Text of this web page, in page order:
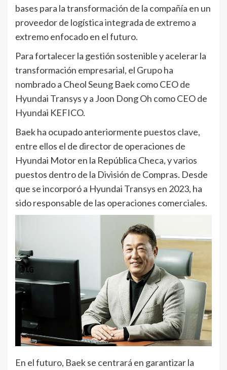
bases para la transformación de la compañía en un
proveedor de logística integrada de extremo a
extremo enfocado en el futuro.
Para fortalecer la gestión sostenible y acelerar la
transformación empresarial, el Grupo ha
nombrado a Cheol Seung Baek como CEO de
Hyundai Transys y a Joon Dong Oh como CEO de
Hyundai KEFICO.
Baek ha ocupado anteriormente puestos clave,
entre ellos el de director de operaciones de
Hyundai Motor en la República Checa, y varios
puestos dentro de la División de Compras. Desde
que se incorporó a Hyundai Transys en 2023, ha
sido responsable de las operaciones comerciales.
En el futuro, Baek se centrará en garantizar la